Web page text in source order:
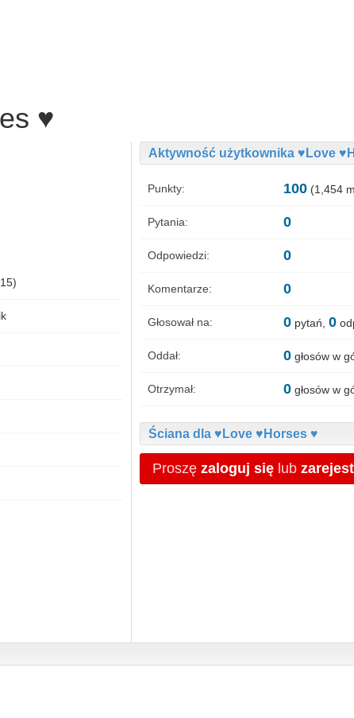
♥
Aktywność użytkownika ♥Love
Punkty: 100 (1,454
Pytania: 0
Odpowiedzi: 0
Komentarze: 0
Głosował na: 0 pytań, 0
Oddał: 0 głosów w
Otrzymał: 0 głosów w
Ściana dla ♥Love ♥Horses ♥
Proszę zaloguj się lub